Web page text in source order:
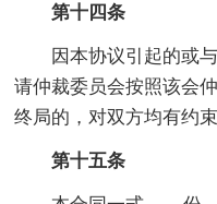
第十四条
因本协议引起的或与
请仲裁委员会按照该会
终局的，对双方均有约束
第十五条